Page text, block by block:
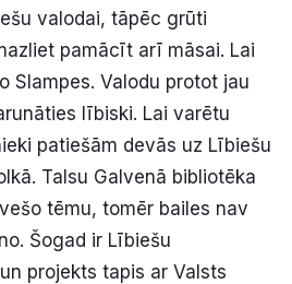
valodai, tāpēc grūti
pamācīt arī māsai. Lai
Slampes. Valodu protot jau
lībiski. Lai varētu
patiešām devās uz Lībiešu
Talsu Galvenā bibliotēka
tēmu, tomēr bailes nav
Šogad ir Lībiešu
projekts tapis ar Valsts